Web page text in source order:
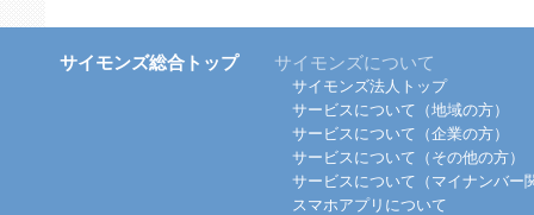
サイモンズ総合トップ サイモンズについて
サイモンズ法人トップ
サービスについて（地域の方）
サービスについて（企業の方）
サービスについて（その他の方）
サービスについて（マイナンバー
スマホアプリについて